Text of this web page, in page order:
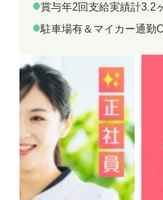
賞与年2回支給実績計3.2
駐車場有＆マイカー通勤